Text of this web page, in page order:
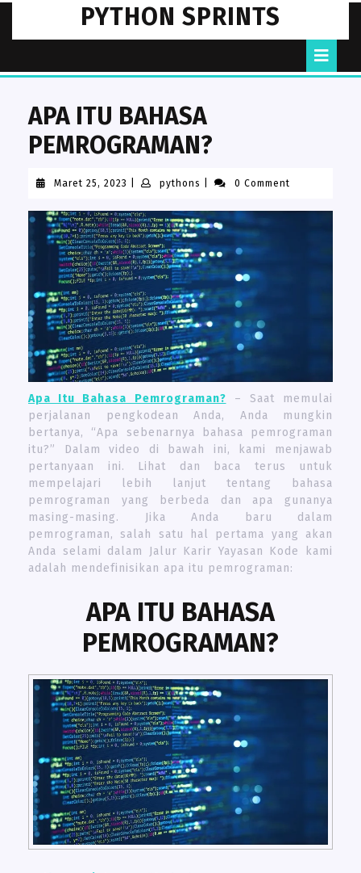
content
PYTHON SPRINTS
APA ITU BAHASA
PEMROGRAMAN?
Maret 25, 2023 Maret
2023
pythons pythons0 Comment
Apa Itu Bahasa Pemrograman? – Saat memulai
perjalanan pengkodean Anda, Anda mungkin
bertanya, “Apa sebenarnya bahasa pemrograman
itu?” Dalam video di bawah ini, kami menjawab
pertanyaan ini. Lihat dan baca terus untuk
mempelajari lebih lanjut tentang bahasa
pemrograman yang berbeda dan apa gunanya
masing-masing. Jika Anda baru dalam
pemrograman, salah satu hal pertama yang akan
Anda selami dalam Jalur Karir Yayasan Kode kami
adalah mendefinisikan apa itu pemrograman:
APA ITU BAHASA
PEMROGRAMAN?